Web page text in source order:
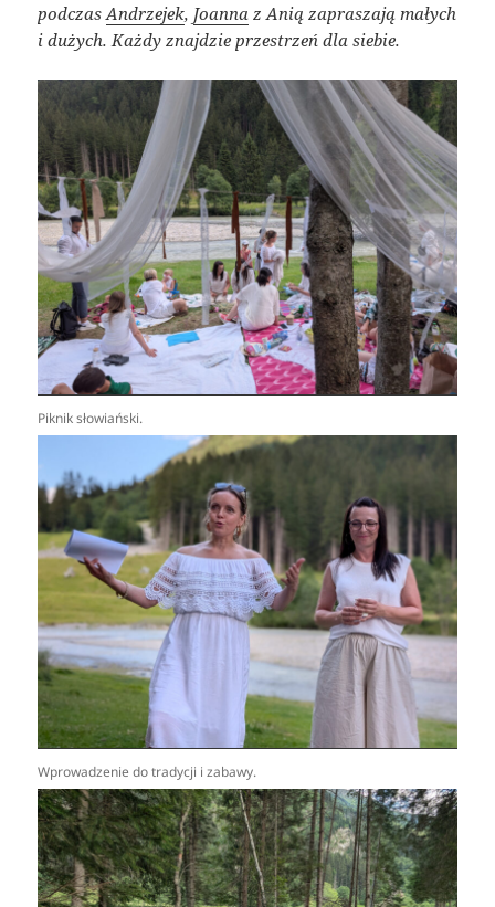
podczasAndrzejek, Joanna z Anią zapraszają małych
i dużych. Każdy znajdzie przestrzeń dla siebie.
Piknik słowiański.
Wprowadzenie do tradycji i zabawy.